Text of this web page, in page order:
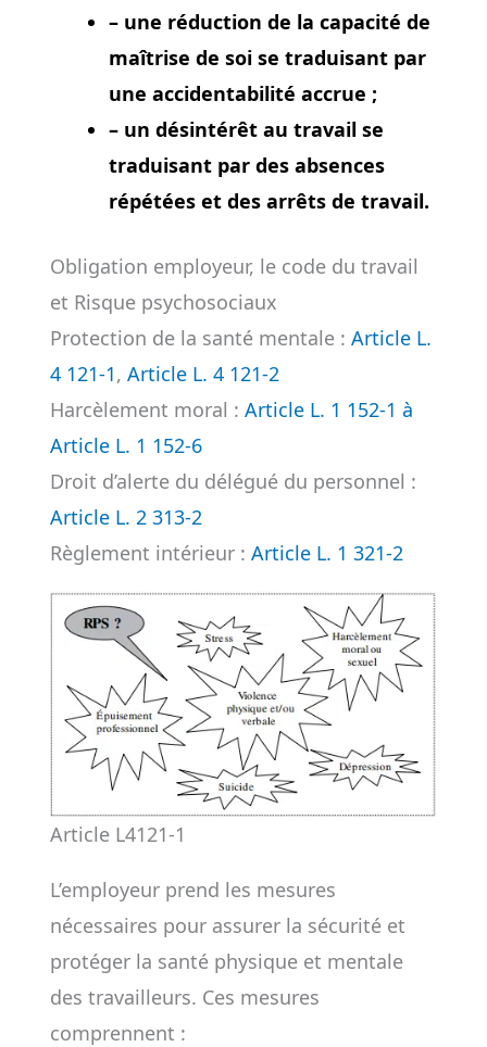
– une réduction de la capacité de
maîtrise de soi se traduisant par
une accidentabilité accrue ;
– un désintérêt au travail se
traduisant par des absences
répétées et des arrêts de travail.
Obligation employeur, le code du travail
et Risque psychosociaux
Protection de la santé mentale : Article L.
4 121-1, Article L. 4 121-2
Harcèlement moral : Article L. 1 152-1 à
Article L. 1 152-6
Droit d’alerte du délégué du personnel :
Article L. 2 313-2
Règlement intérieur : Article L. 1 321-2
Article L4121-1
L’employeur prend les mesures
nécessaires pour assurer la sécurité et
protéger la santé physique et mentale
des travailleurs. Ces mesures
comprennent :